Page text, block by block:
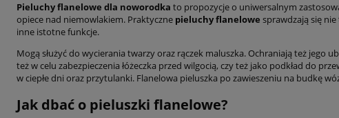
Pieluchy flanelowe dla noworodka to propozycje o uniwersalnym
opiece nad niemowlakiem. Praktyczne pieluchy flanelowe sprawdzają się
inne istotne funkcje.
Mogą służyć do wycierania twarzy oraz rączek maluszka. Ochraniają też jego
też w celu zabezpieczenia łóżeczka przed wilgocią, czy też jako podkład do
w ciepłe dni oraz przytulanki. Flanelowa pieluszka po zawieszeniu na budkę
Jak dbać o pieluszki flanelowe?